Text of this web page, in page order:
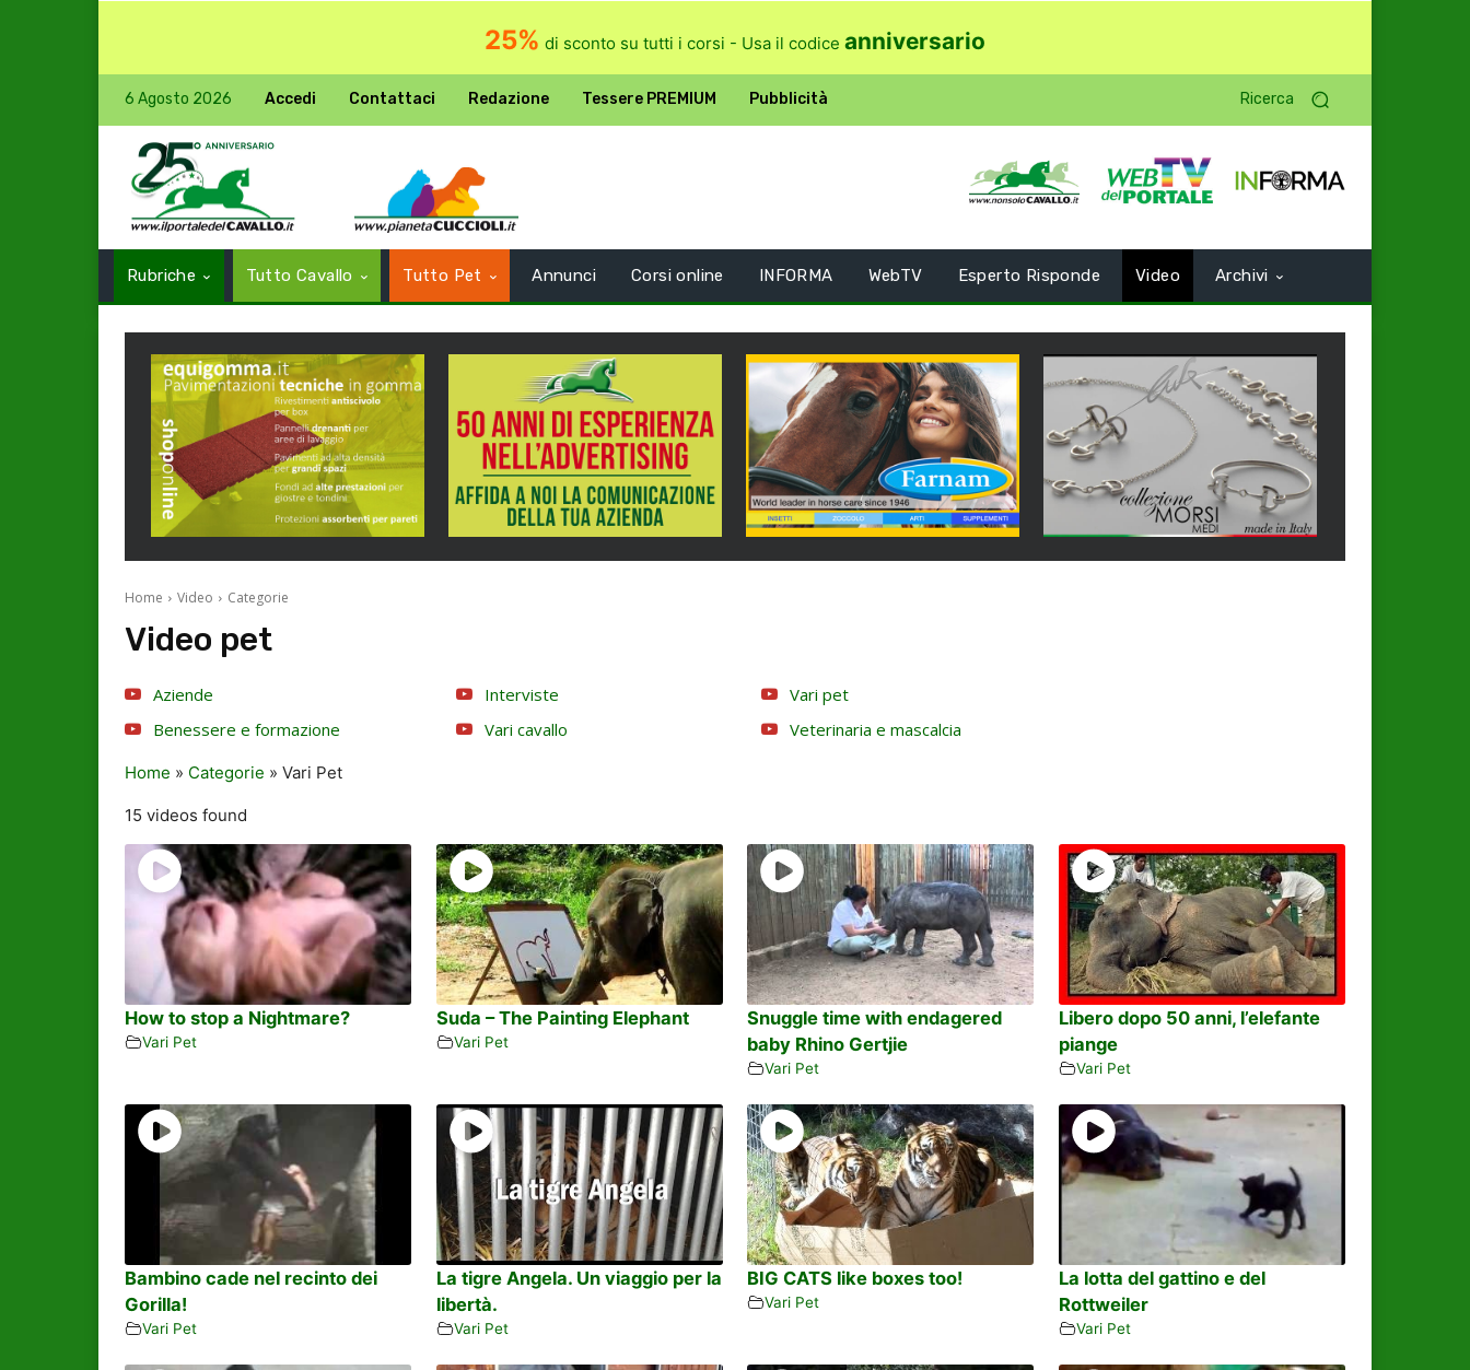
25% di sconto su tutti i corsi - Usa il codice anniversario
6 Agosto 2026 Accedi Contattaci Redazione Tessere PREMIUM Pubblicità Ricerca
Rubriche Tutto Cavallo Tutto Pet Annunci Corsi online INFORMA WebTV Esperto Risponde Video Archivi
Home Video Categorie
Video pet
Aziende
Benessere e formazione
Interviste
Vari cavallo
Vari pet
Veterinaria e mascalcia
Home » Categorie » Vari Pet
15 videos found
How to stop a Nightmare?
Vari Pet
Suda – The Painting Elephant
Vari Pet
Snuggle time with endagered
baby Rhino Gertjie
Vari Pet
Libero dopo 50 anni, l’elefante
piange
Vari Pet
Bambino cade nel recinto dei
Gorilla!
Vari Pet
La tigre Angela. Un viaggio per la
libertà.
Vari Pet
BIG CATS like boxes too!
Vari Pet
La lotta del gattino e del
Rottweiler
Vari Pet